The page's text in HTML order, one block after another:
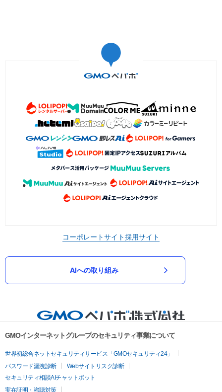
コーポレートサイト採用サイト
AIへの取り組み
GMOインターネットグループのセキュリティ事業について
世界初総合ネットセキュリティサービス「GMOセキュリティ24」
パスワード漏洩診断
Webサイトリスク診断
セキュリティ相談AIチャットボット
実在証明・盗聴対策